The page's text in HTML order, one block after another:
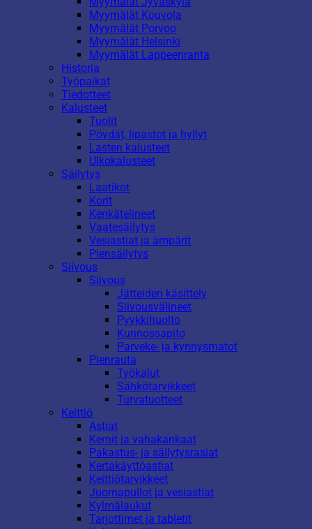
Myymälät Kouvola
Myymälät Porvoo
Myymälät Helsinki
Myymälät Lappeenranta
Historia
Työpaikat
Tiedotteet
Kalusteet
Tuolit
Pöydät, lipastot ja hyllyt
Lasten kalusteet
Ulkokalusteet
Säilytys
Laatikot
Korit
Kenkätelineet
Vaatesäilytys
Vesiastiat ja ämpärit
Piensäilytys
Siivous
Siivous
Jätteiden käsittely
Siivousvälineet
Pyykkihuolto
Kunnossapito
Parveke- ja kynnysmatot
Pienrauta
Työkalut
Sähkötarvikkeet
Turvatuotteet
Keittiö
Astiat
Kernit ja vahakankaat
Pakastus- ja säilytysrasiat
Kertakäyttöastiat
Keittiötarvikkeet
Juomapullot ja vesiastiat
Kylmälaukut
Tarjottimet ja tabletit